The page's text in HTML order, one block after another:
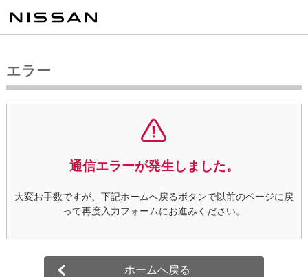
エラー
通信エラーが発生しました。
大変お手数ですが、下記ホームへ戻るボタンで以前のページに戻
って再度入力フォームにお進みください。
ホームへ戻る